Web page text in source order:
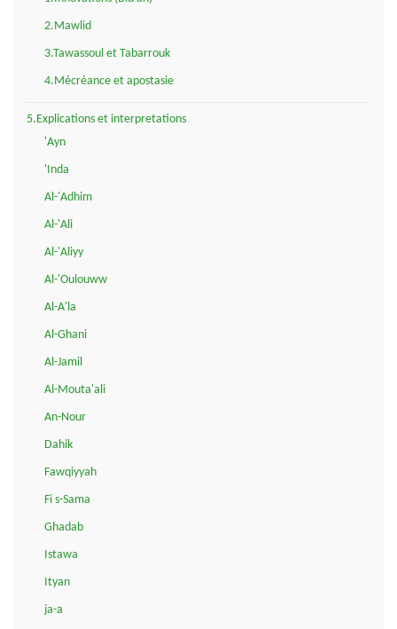
2.Mawlid
3.Tawassoul et Tabarrouk
4.Mécréance et apostasie
5.Explications et interpretations
'Ayn
'Inda
Al-'Adhim
Al-'Ali
Al-'Aliyy
Al-'Oulouww
Al-A'la
Al-Ghani
Al-Jamil
Al-Mouta'ali
An-Nour
Dahik
Fawqiyyah
Fi s-Sama
Ghadab
Istawa
Ityan
ja-a